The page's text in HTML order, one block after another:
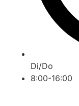
Di/Do
8:00-16:00